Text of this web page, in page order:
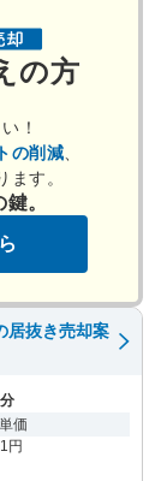
の方
！
の削減
ます。
。
居抜き売却案
価
円